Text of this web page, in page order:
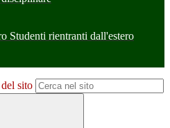
Studenti rientranti dall'estero
sito